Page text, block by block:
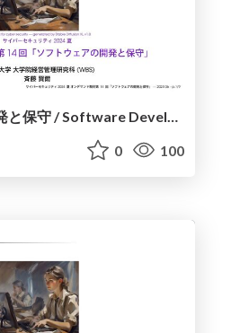
0 100